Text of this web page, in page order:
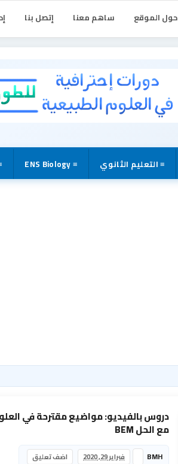
حول الموقع ساهم معنا إتصل بنا
≡ التعليم الثانوي ≡ ENS Biology
دروس بالفيديو: مواضيع مقترحة في
مع الحل BEM
BMH فبراير 29, 2020 اضف تعليق